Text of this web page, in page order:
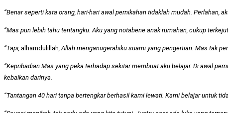
“Benar seperti kata orang, hari-hari awal pernikahan tidaklah mudah. Perlahan,
“Mas pun lebih tahu tentangku. Aku yang notabene anak rumahan, cukup
“Tapi, alhamdulillah , Allah menganugerahiku suami yang pengertian. Mas tak
“Kepribadian Mas yang peka terhadap sekitar membuat aku belajar. Di awal
kebaikan darinya.
“Tantangan 40 hari tanpa bertengkar berhasil kami lewati. Kami belajar untuk